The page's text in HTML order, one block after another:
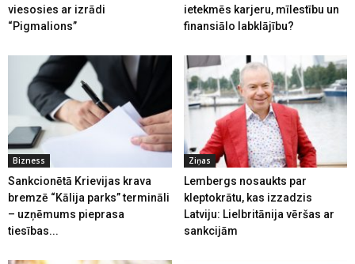
viesosies ar izrādi
“Pigmalions”
ietekmēs karjeru, mīlestību un
finansiālo labklājību?
Bizness
Sankcionētā Krievijas krava
bremzē “Kālija parks” termināli
– uzņēmums pieprasa
tiesības...
Ziņas
Lembergs nosaukts par
kleptokrātu, kas izzadzis
Latviju: Lielbritānija vēršas ar
sankcijām